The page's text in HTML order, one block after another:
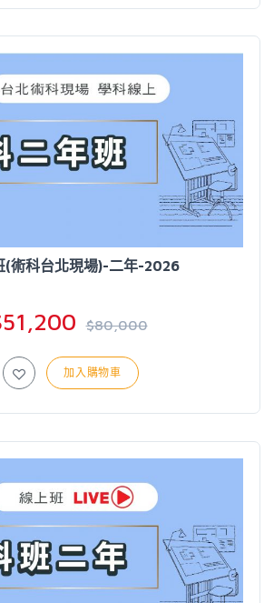
(術科台北現場)-二年-2026
$80,000
加入購物車